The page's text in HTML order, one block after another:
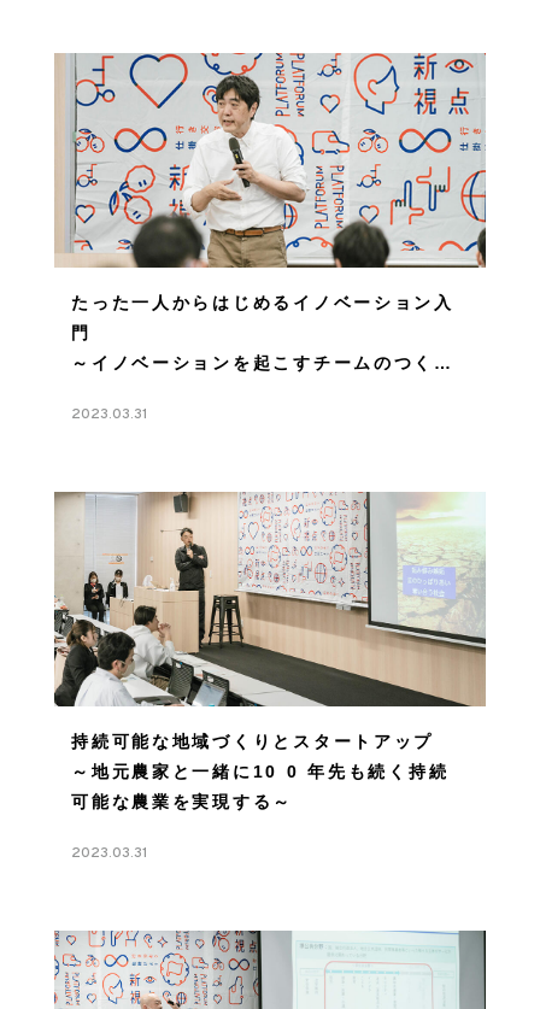
たった一人からはじめるイノベーション入
門
～イノベーションを起こすチームのつくり
2023.03.31
持続可能な地域づくりとスタートアップ
～地元農家と一緒に10 0 年先も続く持続
可能な農業を実現する～
2023.03.31